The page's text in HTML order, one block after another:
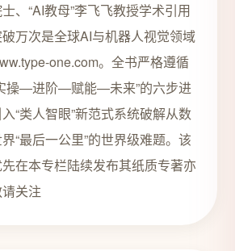
、“AI教母”李飞飞教授学术引用
万次是全球AI与机器人视觉领域
one.com。全书严格遵循
操—进阶—赋能—未来”的六步进
“类人智眼”新范式系统破解从数
“最后一公里”的世界级难题。该
在本专栏陆续发布其纸质专著亦
关注